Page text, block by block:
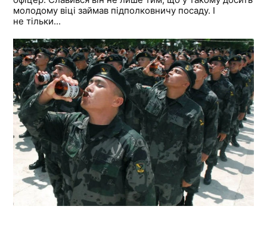
молодому віці займав підполковничу посаду. І
не тільки...